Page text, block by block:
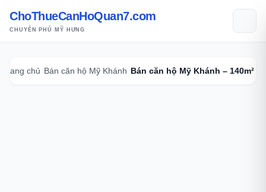
ChoThueCanHoQuan7.com
CHUYÊN PHÚ MỸ HƯNG
Trang chủ Bán căn hộ Mỹ Khánh Bán căn hộ Mỹ Khánh – 140m²